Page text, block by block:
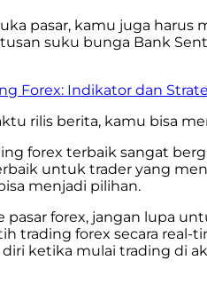
pasar, kamu juga
suku bunga Bank
Forex: Indikator dan
rilis berita, kamu bisa
forex terbaik sangat
untuk trader yang
menjadi pilihan.
pasar forex, jangan lupa
trading forex secara real-
ketika mulai trading di